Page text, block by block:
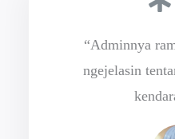
“Adminnya
ngejelasin